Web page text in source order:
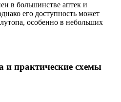
в большинстве аптек и
его доступность может
особенно в небольших
и практические схемы